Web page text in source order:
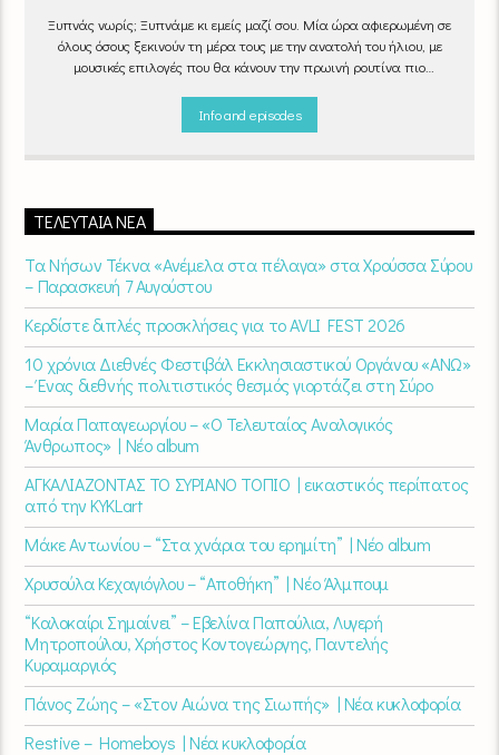
Ξυπνάς νωρίς; Ξυπνάμε κι εμείς μαζί σου. Μία ώρα αφιερωμένη σε
όλους όσους ξεκινούν τη μέρα τους με την ανατολή του ήλιου, με
μουσικές επιλογές που θα κάνουν την πρωινή ρουτίνα πιο
06:00 - 07:00 στον Empneusi 107 FM
Info and episodes
ΤΕΛΕΥΤΑΊΑ ΝΈΑ
Τα Νήσων Τέκνα «Ανέμελα στα πέλαγα» στα Χρούσσα Σύρου
– Παρασκευή 7 Αυγούστου
Κερδίστε διπλές προσκλήσεις για το AVLI FEST 2026
10 χρόνια Διεθνές Φεστιβάλ Εκκλησιαστικού Οργάνου «ΑΝΩ»
– Ένας διεθνής πολιτιστικός θεσμός γιορτάζει στη Σύρο​
Μαρία Παπαγεωργίου – «Ο Τελευταίος Αναλογικός
Άνθρωπος» | Νέο album
ΑΓΚΑΛΙΑΖΟΝΤΑΣ ΤΟ ΣΥΡΙΑΝΟ ΤΟΠΙΟ | εικαστικός περίπατος
από την KYKLart
Μάκε Αντωνίου – “Στα χνάρια του ερημίτη” | Νέο album
Χρυσούλα Κεχαγιόγλου – “Αποθήκη” | Νέο Άλμπουμ
“Καλοκαίρι Σημαίνει” – Εβελίνα Παπούλια, Λυγερή
Μητροπούλου, Χρήστος Κοντογεώργης, Παντελής
Κυραμαργιός
Πάνος Ζώης – «Στον Αιώνα της Σιωπής» | Νέα κυκλοφορία
Restive – Homeboys | Νέα κυκλοφορία